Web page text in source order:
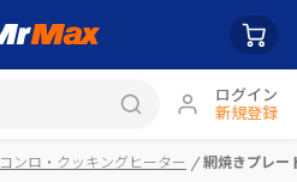
ログイン
新規登録
コンロ・クッキングヒーター 網焼きプレー